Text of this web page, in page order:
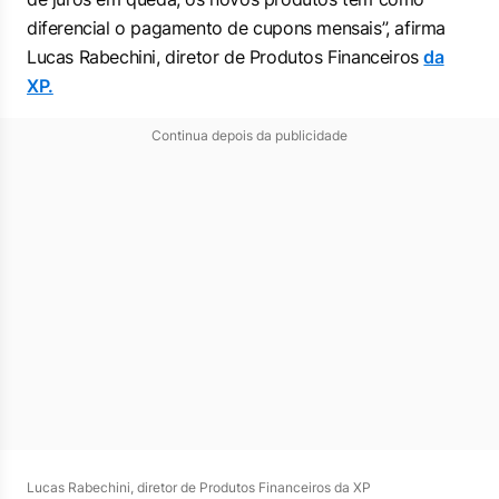
diferencial o pagamento de cupons mensais”, afirma
Lucas Rabechini, diretor de Produtos Financeirosda
XP.
Continua depois da publicidade
Lucas Rabechini, diretor de Produtos Financeiros da XP